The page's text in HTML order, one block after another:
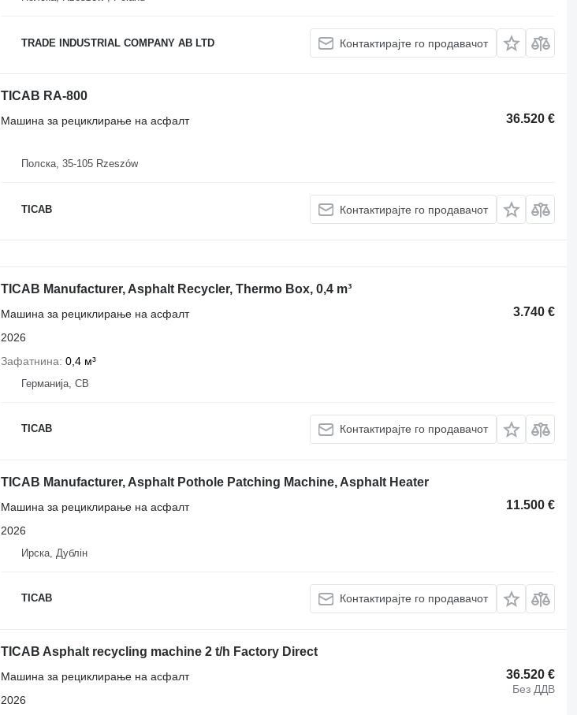
TRADE INDUSTRIAL COMPANY AB LTD Контактирајте го продавачот
TICAB RA-800
36.520 €
Машина за рециклирање на асфалт
Полска, 35-105 Rzeszów
TICAB Контактирајте го продавачот
TICAB Manufacturer, Asphalt Recycler, Thermo Box, 0,4 m³
3.740 €
Машина за рециклирање на асфалт
2026
Зафатнина 0,4 м³
Германија, CB
ТІСАВ Контактирајте го продавачот
TICAB Manufacturer, Asphalt Pothole Patching Machine, Asphalt Heater
11.500 €
Машина за рециклирање на асфалт
2026
Ирска, Дублін
ТІСАВ Контактирајте го продавачот
TICAB Asphalt recycling machine 2 t/h Factory Direct
36.520 €
Без ДДВ
Машина за рециклирање на асфалт
2026